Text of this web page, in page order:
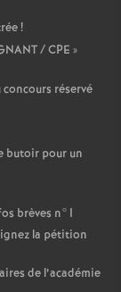
!
/CPE »
réservé
butoir pour un
brèves n°1
la pétition
de l’académie